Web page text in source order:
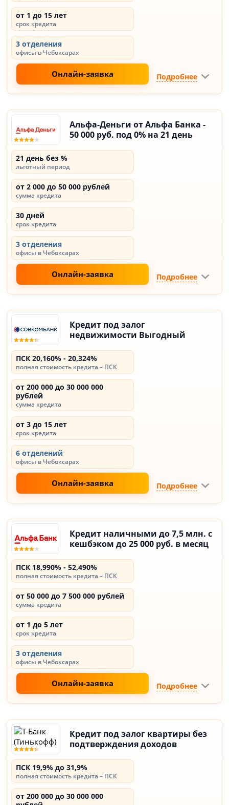
от 1 до 15 лет
срок кредита
3 отделения
офисы в Чебоксарах
Онлайн-заявка Подробнее
Альфа-Деньги от Альфа Банка -
50 000 руб. под 0% на 21 день
21 день без %
льготный период
от 2 000 до 50 000 рублей
сумма кредита
30 дней
срок кредита
3 отделения
офисы в Чебоксарах
Онлайн-заявка Подробнее
Кредит под залог
недвижимости Выгодный
ПСК 20,160% - 20,324%
полная стоимость кредита – ПСК
от 200 000 до 30 000 000
рублей
сумма кредита
от 3 до 15 лет
срок кредита
6 отделений
офисы в Чебоксарах
Онлайн-заявка Подробнее
Кредит наличными до 7,5 млн. с
кешбэком до 25 000 руб. в месяц
ПСК 18,990% - 52,490%
полная стоимость кредита – ПСК
от 50 000 до 7 500 000 рублей
сумма кредита
от 1 до 5 лет
срок кредита
3 отделения
офисы в Чебоксарах
Онлайн-заявка Подробнее
Кредит под залог квартиры без
подтверждения доходов
ПСК 19,9% до 31,9%
полная стоимость кредита – ПСК
от 200 000 до 30 000 000